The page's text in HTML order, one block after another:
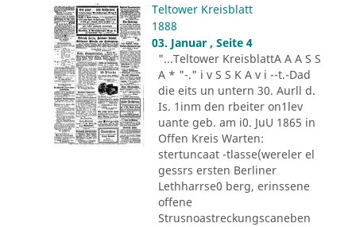
Teltower Kreisblatt
1888
03. Januar , Seite 4
"...Teltower KreisblattA A A S S
A * "-." i v S S K A v i --t.-Dad
die eits un untern 30. Aurll d.
Is. 1inm den rbeiter on1lev
uante geb. am i0. JuU 1865 in
Offen Kreis Warten:
stertuncaat -tlasse(wereler el
gessrs ersten Berliner
Lethharrse0 berg, erinssene
offene
Strusnoastreckungscaneben